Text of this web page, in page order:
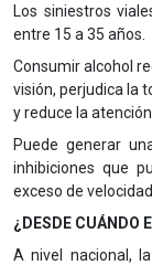
Los siniestros
entre 15 a 35 años.
Consumir alcohol
visión, perjudica la
y reduce la atención.
Puede generar
inhibiciones que
exceso de
¿DESDE CUÁNDO
A nivel nacional,